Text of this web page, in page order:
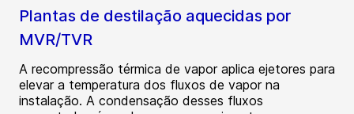
Plantas de destilação aquecidas por
MVR/TVR
A recompressão térmica de vapor aplica ejetores para
elevar a temperatura dos fluxos de vapor na
instalação. A condensação desses fluxos